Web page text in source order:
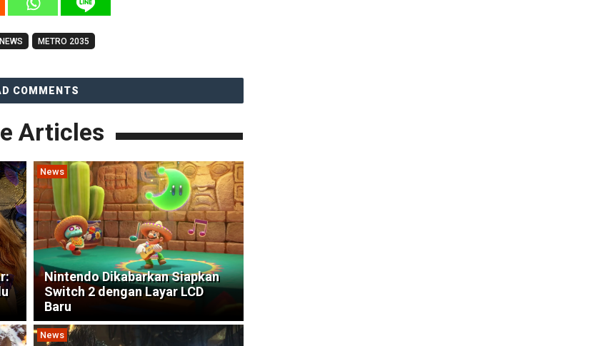
METRO 2035
COMMENTS
Articles
News
Nintendo Dikabarkan Siapkan
Switch 2 dengan Layar LCD
Baru
News